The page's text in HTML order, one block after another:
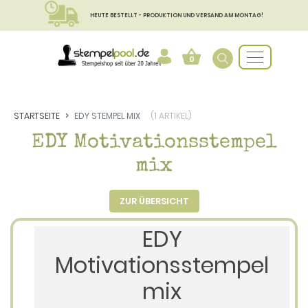
HEUTE BESTELLT - PRODUKTION UND VERSAND AM MONTAG!
0
STARTSEITE EDY STEMPEL MIX (1 ARTIKEL)
EDY Motivationsstempel
mix
ZUR ÜBERSICHT
EDY
Motivationsstempel
mix